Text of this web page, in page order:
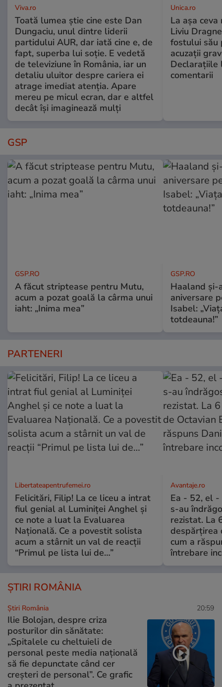
Viva.ro
Toată lumea știe cine este Dan
Dungaciu, unul dintre liderii
partidului AUR, dar iată cine e, de
fapt, superba lui soție. E vedetă
de televiziune în România, iar un
detaliu uluitor despre cariera ei
atrage imediat atenția. Apare
mereu pe micul ecran, dar e altfel
decât își imaginează mulți
Unica.ro
La așa
Liviu
fostului său
acuzații
Declarațiile
comentarii
GSP
GSP.RO
A făcut striptease pentru Mutu,
acum a pozat goală la cârma unui
iaht: „Inima mea”
GSP.RO
Haaland
aniversare
Isabel:
totdeauna!”
PARTENERI
Libertateapentrufemei.ro
Felicitări, Filip! La ce liceu a intrat
fiul genial al Luminiței Anghel și
ce note a luat la Evaluarea
Națională. Ce a povestit solista
acum a stârnit un val de reacții
“Primul pe lista lui de…”
Avantaje.ro
Ea - 52, el -
s-au
rezistat. La
despărțirea
cum a
întrebare
ȘTIRI ROMÂNIA
Știri România 20:59
Ilie Bolojan, despre criza
posturilor din sănătate:
„Spitalele cu cheltuieli de
personal peste media națională
să fie depunctate când cer
creșteri de personal”. Ce grafic